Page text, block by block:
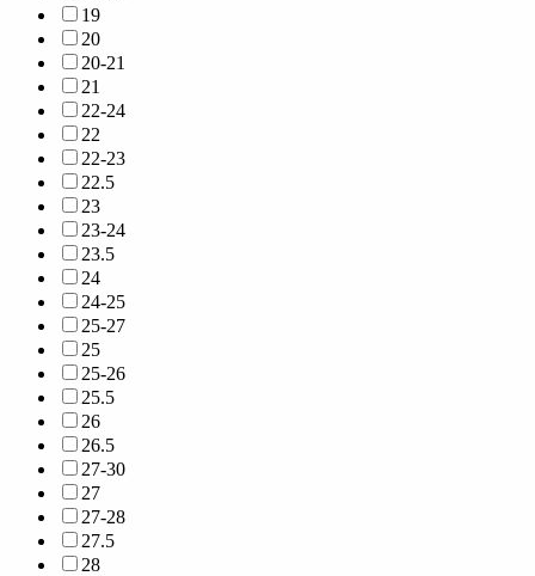
19
20
20-21
21
22-24
22
22-23
22.5
23
23-24
23.5
24
24-25
25-27
25
25-26
25.5
26
26.5
27-30
27
27-28
27.5
28